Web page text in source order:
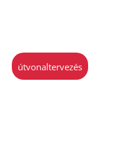
útvonaltervezés